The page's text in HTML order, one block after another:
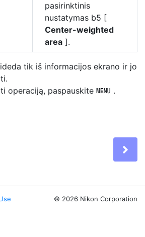
pasirinktinis
nustatymas b5 [
Center-weighted
area ].
tik iš informacijos ekrano ir jo
operaciją, paspauskite G .
© 2026 Nikon Corporation